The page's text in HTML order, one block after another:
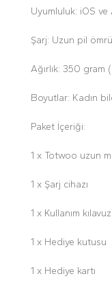
Uyumluluk: iOS
Şarj: Uzun pil
Ağırlık: 350 gram
Boyutlar: Kadın
Paket İçeriği:
1 x Totwoo uzun
1 x Şarj cihazı
1 x Kullanım
1 x Hediye kutusu
1 x Hediye kartı